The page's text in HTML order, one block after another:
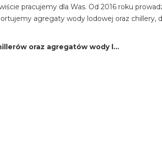
pracujemy dla Was. Od 2016 roku
agregaty wody lodowej oraz chillery,
oraz agregatów wody l...